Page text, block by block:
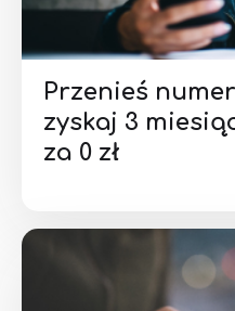
Przenieś
zyskaj 3
za 0 zł